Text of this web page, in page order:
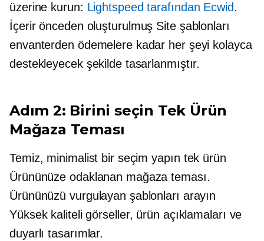
üzerine kurun: Lightspeed tarafından Ecwid.
İçerirönceden oluşturulmuş Site şablonları
envanterden ödemelere kadar her şeyi kolayca
destekleyecek şekilde tasarlanmıştır.
Adım 2: Birini seçin Tek Ürün
Mağaza Teması
Temiz, minimalist bir seçim yapın tek ürün
Ürününüze odaklanan mağaza teması.
Ürününüzü vurgulayan şablonları arayın
Yüksek kaliteligörseller, ürün açıklamaları ve
duyarlı tasarımlar.